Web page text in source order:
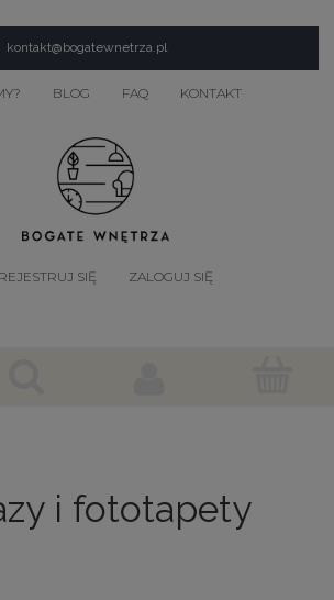
kontakt@bogatewnetrza.pl
BLOG FAQ KONTAKT
SIĘ ZALOGUJ SIĘ
i fototapety